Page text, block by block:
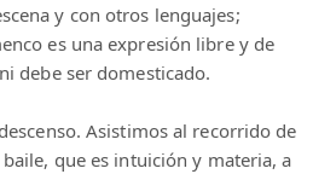
y con otros lenguajes;
es una expresión libre y de
debe ser domesticado.
Asistimos al recorrido de
que es intuición y materia, a